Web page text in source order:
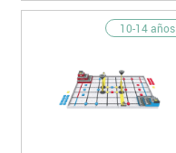
10-14 años